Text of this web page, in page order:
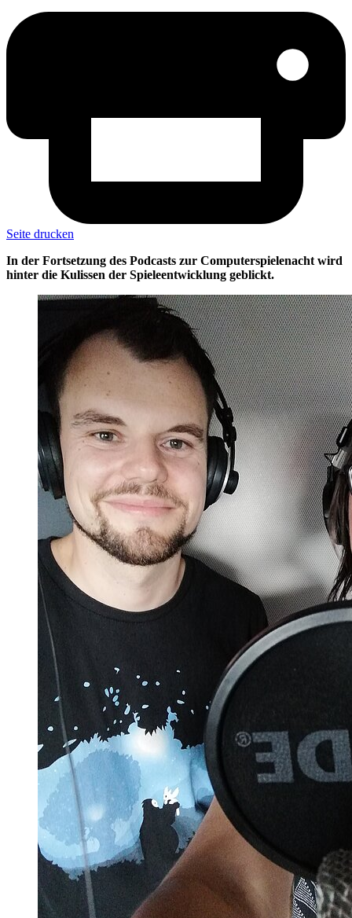
Seite drucken
In der Fortsetzung des Podcasts zur Computerspielenacht wird
hinter die Kulissen der Spieleentwicklung geblickt.